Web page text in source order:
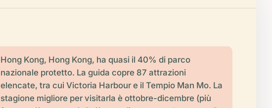
Hong Kong, Hong Kong, ha quasi il 40% di parco
nazionale protetto. La guida copre 87 attrazioni
elencate, tra cui Victoria Harbour e il Tempio Man Mo. La
stagione migliore per visitarla è ottobre-dicembre (più